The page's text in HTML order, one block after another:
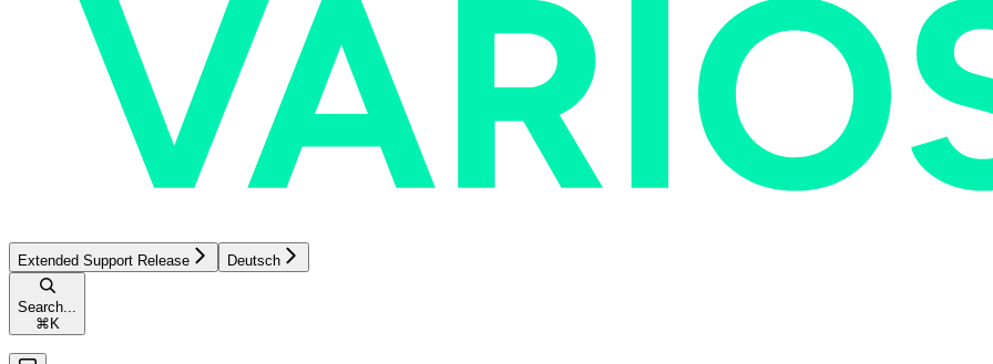
Extended Support Release Deutsch
Search...
⌘ K